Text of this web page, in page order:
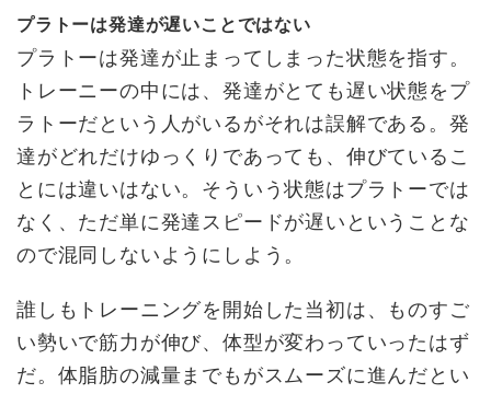
プラトーは発達が遅いことではない
プラトーは発達が止まってしまった状態を指す。
トレーニーの中には、発達がとても遅い状態をプ
ラトーだという人がいるがそれは誤解である。発
達がどれだけゆっくりであっても、伸びているこ
とには違いはない。そういう状態はプラトーでは
なく、ただ単に発達スピードが遅いということな
ので混同しないようにしよう。
誰しもトレーニングを開始した当初は、ものすご
い勢いで筋力が伸び、体型が変わっていったはず
だ。体脂肪の減量までもがスムーズに進んだとい